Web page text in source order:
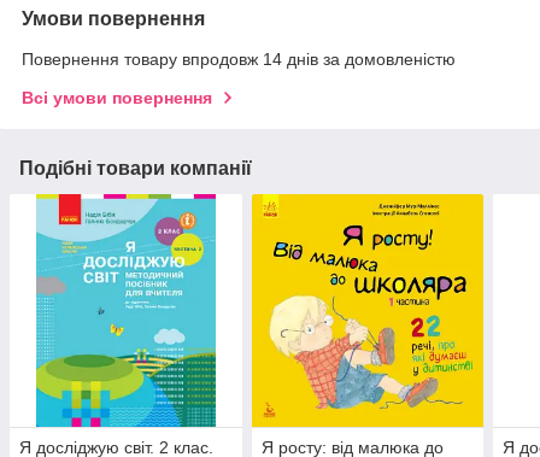
Умови повернення
Повернення товару впродовж 14 днів за домовленістю
Всі умови повернення
Подібні товари компанії
Я досліджую світ. 2 клас.
Я росту: від малюка до
Я